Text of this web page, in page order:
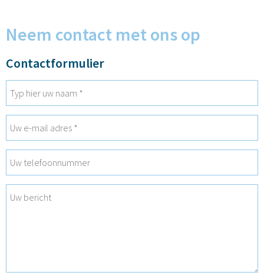
Neem contact met ons op
Contactformulier